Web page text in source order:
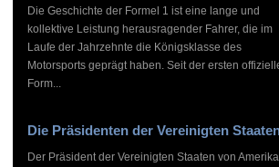
Die Geschichte der Formel 1 ist eine lange und
kollektive Leistung herausragender Fahrer, die im
Laufe der Jahrzehnte die Königsklasse des
Motorsports geprägt haben. Seit der ersten
Form...
Die Präsidenten der Vereinigten
Der Präsident der Vereinigten Staaten von Amerika